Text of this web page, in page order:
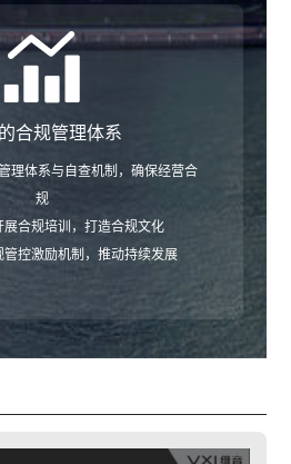
合规管理体系
理体系与自查机制，确保经营合
规
展合规培训，打造合规文化
管控激励机制，推动持续发展